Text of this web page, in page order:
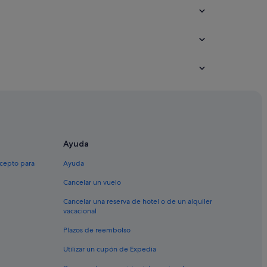
para
Ayuda
Ayuda
Cancelar un vuelo
Cancelar una reserva de hotel o de un alquiler
vacacional
Plazos de reembolso
Utilizar un cupón de Expedia